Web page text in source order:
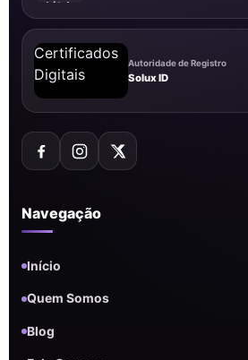
Autoridade de Registro
Solux ID
Navegação
Início
Quem Somos
Blog